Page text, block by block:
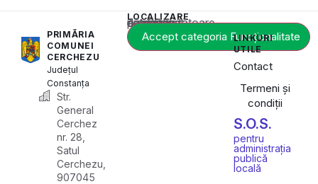
PRIMĂRIA
COMUNEI
CERCHEZU
Județul
Constanța
Str.
General
Cerchez
nr. 28,
Satul
Cerchezu,
907045
LOCALIZARE
Acest conținut este blocat până când acceptați categoria corespunzătoare de cookie-uri.
Accept categoria Funcționalitate
LINKURI
UTILE
Contact
Termeni și
condiții
S.O.S.
pentru
administrația
publică
locală